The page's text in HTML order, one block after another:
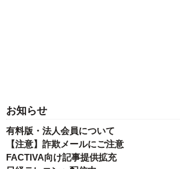
お知らせ
有料版・法人会員について
【注意】詐欺メールにご注意
FACTIVA向け記事提供拡充